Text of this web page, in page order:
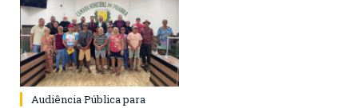
Audiência Pública para